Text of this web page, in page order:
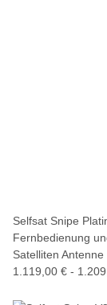
Selfsat Snipe
Fernbedienung
Satelliten
1.119,00 € -